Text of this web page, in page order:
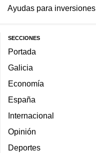
Ayudas para inversiones
SECCIONES
Portada
Galicia
Economía
España
Internacional
Opinión
Deportes